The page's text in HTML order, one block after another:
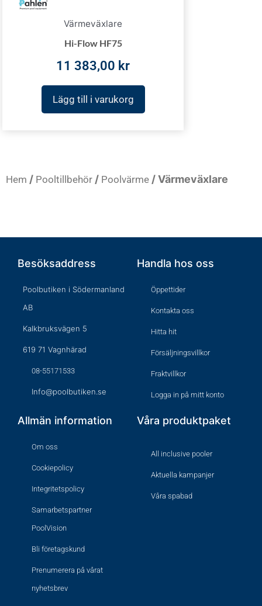
Värmeväxlare
Hi-Flow HF75
11 383,00 kr
Lägg till i varukorg
Hem / Pooltillbehör / Poolvärme / Värmeväxlare
Besöksaddress
Poolbutiken i Södermanland
AB
Kalkbruksvägen 5
619 71 Vagnhärad
08-55171533
Info@poolbutiken.se
Handla hos oss
Öppettider
Kontakta oss
Hitta hit
Försäljningsvillkor
Fraktvillkor
Logga in på mitt konto
Allmän information
Om oss
Cookiepolicy
Integritetspolicy
Samarbetspartner
PoolVision
Bli företagskund
Prenumerera på vårat
nyhetsbrev
Våra produktpaket
All inclusive pooler
Aktuella kampanjer
Våra spabad